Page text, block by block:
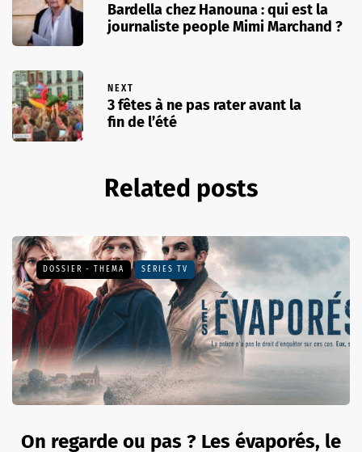
Bardella chez Hanouna : qui est la
journaliste people Mimi Marchand ?
NEXT
3 fêtes à ne pas rater avant la
fin de l’été
Related posts
DOSSIER - THEMA SÉRIES TV
On regarde ou pas ? Les évaporés, le